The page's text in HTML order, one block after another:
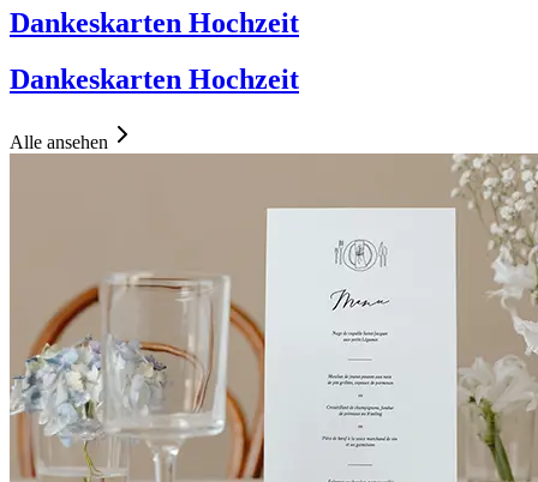
Dankeskarten Hochzeit
Dankeskarten Hochzeit
Alle ansehen